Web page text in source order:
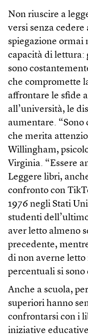
Non riuscire a
versi senza
spiegazione ormai
capacità di lettura:
sono
che compromette
affrontare le sfide
all’università, le
aumentare. “Sono
che merita
Willingham,
Virginia. “Essere
Leggere libri,
confronto con
1976 negli Stati
studenti
aver letto almeno
precedente,
di non averne letto
percentuali si sono
Anche a scuola,
superiori hanno
confrontarsi con i
iniziative